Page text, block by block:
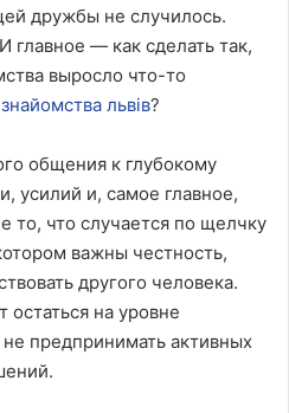
дружбы не случилось.
главное — как сделать так,
выросло что-то
знайомства львів?
общения к глубокому
усилий и, самое главное,
то, что случается по щелчку
важны честность,
другого человека.
остаться на уровне
предпринимать активных